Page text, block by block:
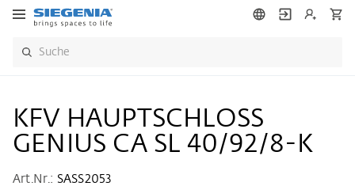
KFV HAUPTSCHLOSS
GENIUS CA SL 40/92/8-K
Art.Nr.: SASS2053